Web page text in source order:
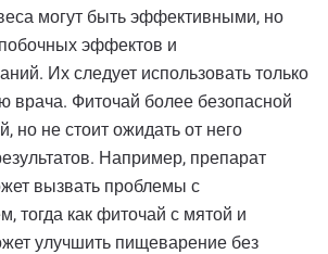
могут быть эффективными, но
эффектов и
Их следует использовать только
врача. Фиточай более безопасной
но не стоит ожидать от него
Например, препарат
вызвать проблемы с
тогда как фиточай с мятой и
улучшить пищеварение без